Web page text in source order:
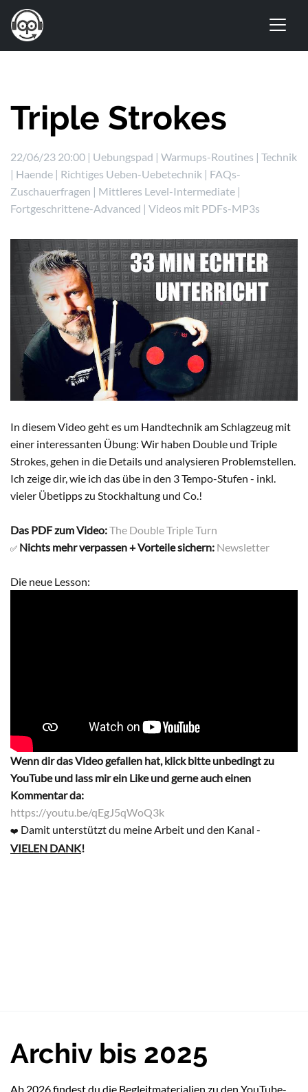
Triple Strokes
22/06/23 20:00 | Uebungspad | Warmups-Routines | Technik
| Haende | Richtiges Ueben-Uebetechnik | FAQs-
Zuschauerfragen | Mittleres Level-Intermediate |
Fortgeschrittene-Advanced | Videos mit PDFs-MP3s
In diesem Video geht es um Handtechnik am Schlagzeug mit
einer interessanten Übung: Wir haben Double und Triple
Strokes, gehen in die Details und analysieren Problemstellen.
Ich zeige dir, wie ich das übe in den 3 Tempo-Stufen - inkl.
vieler Übetipps zu Stockhaltung und Co.!
Das PDF zum Video:The Double Triple Turn
✅ Nichts mehr verpassen + Vorteile sichern: Newsletter
Die neue Lesson:
Wenn dir das Video gefallen hat, klick bitte unbedingt zu
YouTube und lass mir ein Like und gerne auch einen
Kommentar da:
https://youtu.be/qEgJ5qWoQ3k
❤️ Damit unterstützt du meine Arbeit und den Kanal -
VIELEN DANK!
Archiv bis 2025
Ab 2026 findest du die Begleitmaterialien zu den YouTube-